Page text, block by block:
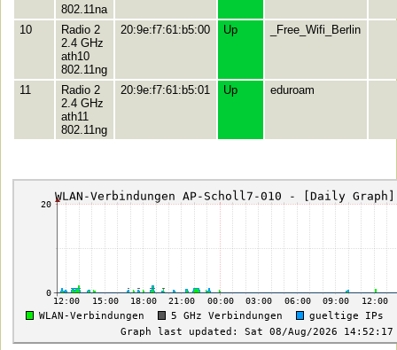
802.11na
10
Radio 2
2.4 GHz
ath10
802.11ng
20:9e:f7:61:b5:00 Up _Free_Wifi_Berlin
11
Radio 2
2.4 GHz
ath11
802.11ng
20:9e:f7:61:b5:01 Up eduroam